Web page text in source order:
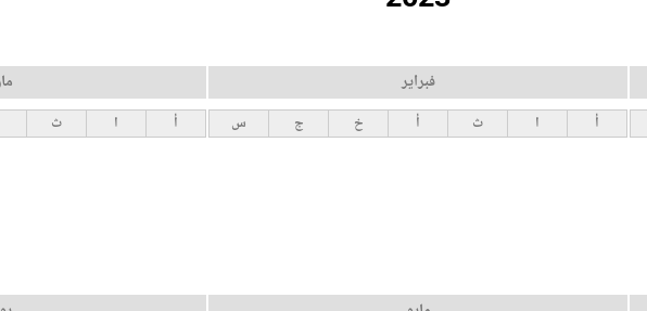
فبراير
أ ا ث أ خ ج س أ ا ث